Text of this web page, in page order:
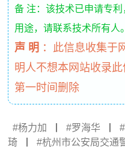
备 注：该技术已申请专
用途，请联系技术所有人。
声 明 ： 此信息收集于
明人不想本网站收录
第一时间删除
杨力加 罗海华
琦
杭州市公安局交通